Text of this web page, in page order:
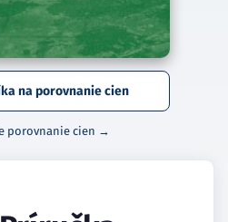
na porovnanie cien
porovnanie cien →